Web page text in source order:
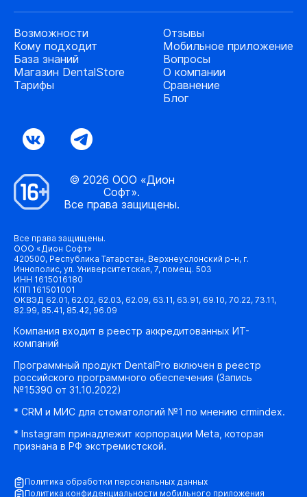
Возможности
Кому подходит
База знаний
Магазин DentalStore
Тарифы
Отзывы
Мобильное приложение
Вопросы
О компании
Сравнение
Блог
© 2026 ООО «Дион
Софт».
Все права защищены.
Все права защищены.
ООО «Дион Софт»
420500, Республика Татарстан, Верхнеуслонский р-н, г.
Иннополис, ул. Университетская, 7, помещ. 503
ИНН 1615016180
КПП 161501001
ОКВЭД 62.01, 62.02, 62.03, 62.09, 63.11, 63.91, 69.10, 70.22, 73.11,
82.99, 85.41, 85.42, 96.09
Компания входит в реестр аккредитованных ИТ-
компаний
Программный продукт DentalPro включен в реестр
российского программного обеспечения (Запись
№15390 от 31.10.2022)
* CRM и МИС для стоматологий №1 по мнению crmindex.
* Instagram принадлежит корпорации Meta, которая
признана в РФ экстремистской.
Политика обработки персональных данных
Политика конфиденциальности мобильного приложения